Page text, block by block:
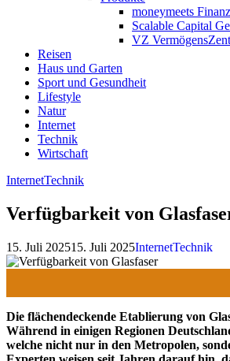
moneymeets
Scalable Capital
VZ
Reisen
Haus und Garten
Sport und Gesundheit
Lifestyle
Natur
Internet
Technik
Wirtschaft
InternetTechnik
Verfügbarkeit von
15. Juli 202515. Juli 2025InternetTechnik
Die flächendeckende Etablierung von
Während in einigen Regionen
welche nicht nur in den Metropolen,